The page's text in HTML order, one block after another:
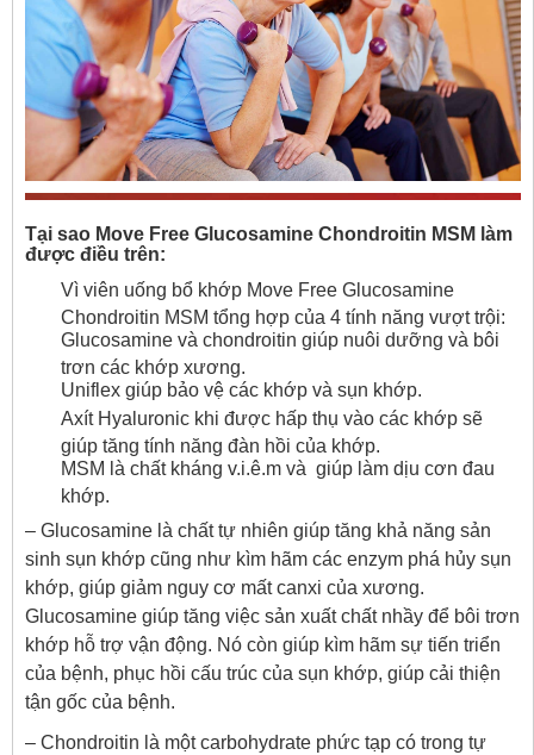
Tại sao Move Free Glucosamine Chondroitin MSM làm
được điều trên:
Vì viên uống bổ khớp Move Free Glucosamine
Chondroitin MSM tổng hợp của 4 tính năng vượt trội:
Glucosamine và chondroitin giúp nuôi dưỡng và bôi
trơn các khớp xương.
Uniflex giúp bảo vệ các khớp và sụn khớp.
Axít Hyaluronic khi được hấp thụ vào các khớp sẽ
giúp tăng tính năng đàn hồi của khớp.
MSM là chất kháng v.i.ê.m và giúp làm dịu cơn đau
khớp.
– Glucosamine là chất tự nhiên giúp tăng khả năng sản
sinh sụn khớp cũng như kìm hãm các enzym phá hủy sụn
khớp, giúp giảm nguy cơ mất canxi của xương.
Glucosamine giúp tăng việc sản xuất chất nhầy để bôi trơn
khớp hỗ trợ vận động. Nó còn giúp kìm hãm sự tiến triển
của bệnh, phục hồi cấu trúc của sụn khớp, giúp cải thiện
tận gốc của bệnh.
– Chondroitin là một carbohydrate phức tạp có trong tự